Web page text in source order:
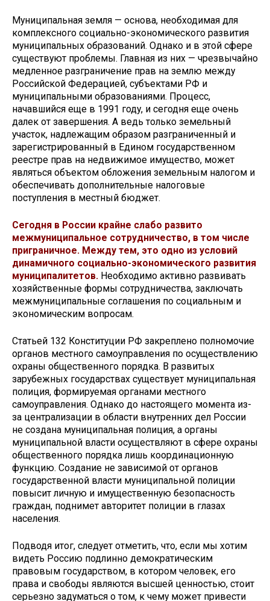
Муниципальная земля — основа, необходимая для
ком­плексного социально-экономического развития
муници­пальных образований. Однако и в этой сфере
существуют проблемы. Главная из них — чрезвычайно
медленное раз­граничение прав на землю между
Российской Федерацией, субъектами РФ и
муниципальными об­разованиями. Процесс,
начавшийся еще в 1991 году, и сегодня еще очень
далек от завершения. А ведь только земельный
участок, надлежащим образом разграни­ченный и
зарегистрированный в Едином государственном
реестре прав на недви­жимое имущество, может
являться объ­ектом обложения земельным налогом и
обеспечивать дополнительные налоговые
поступления в местный бюджет.
Сегодня в России крайне слабо развито
межмуниципальное сотрудничество, в том числе
приграничное. Между тем, это одно из условий
динамичного социально-эконо­мического развития
муниципалитетов. Не­обходимо активно развивать
хозяйствен­ные формы сотрудничества, заключать
межмуниципальные соглашения по социальным и
экономическим вопросам.
Статьей 132 Конституции РФ закреплено полномочие
ор­ганов местного самоуправления по осуществлению
охраны общественного порядка. В развитых
зарубежных государ­ствах существует муниципальная
полиция, формируемая органами местного
самоуправления. Однако до настоя­щего момента из-
за централизации в области внутренних дел России
не создана муниципальная полиция, а органы
муниципальной власти осуществляют в сфере охраны
об­щественного порядка лишь координационную
функцию. Создание не зависимой от органов
государственной власти муниципальной полиции
повысит личную и имуществен­ную безопасность
граждан, поднимет авторитет полиции в глазах
населения.
Подводя итог, следует отметить, что, если мы хотим
видеть Россию подлинно демократическим
правовым государством, в котором человек, его
права и свободы являются высшей ценностью, стоит
серьезно задуматься о том, к чему может привести